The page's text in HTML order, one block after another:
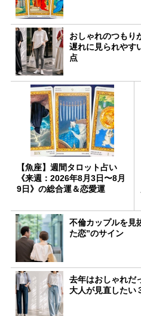
おしゃれのつもり
遅れに見られやす
点
【魚座】週間タロット占い
《来週：2026年8月3日〜8月
9日》の総合運＆恋愛運
不倫カップルを見
た恋”のサイン
去年はおしゃれだ
大人が見直したい